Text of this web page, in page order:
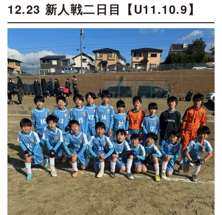
12.23 新人戦二日目【U11.10.9】